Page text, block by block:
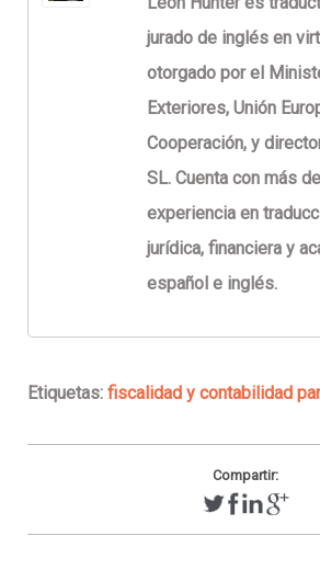
jurado de inglés en
otorgado por el
Exteriores, Unión
Cooperación, y
SL. Cuenta con más
experiencia en
jurídica, financiera y
español e inglés.
Etiquetas: fiscalidad y contabilidad
Compartir: